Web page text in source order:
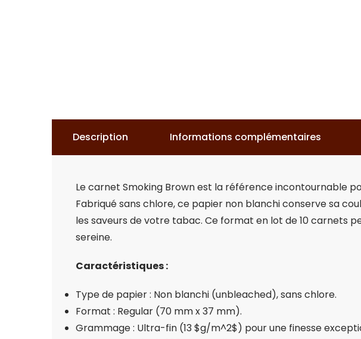
Description Informations complémentaires
Le carnet Smoking Brown est la référence incontournable
Fabriqué sans chlore, ce papier non blanchi conserve sa
les saveurs de votre tabac. Ce format en lot de 10 carnets
sereine.
Caractéristiques :
Type de papier : Non blanchi (unbleached), sans chlore.
Format : Regular (70 mm x 37 mm).
Grammage : Ultra-fin (13$g/m^2$) pour une finesse